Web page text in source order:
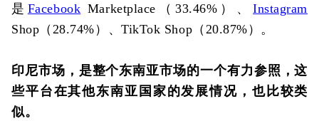
是 Facebook Marketplace （33.46%）、Instagram
Shop（28.74%）、TikTok Shop（20.87%）。
印尼市场，是整个东南亚市场的一个有力参照，这
些平台在其他东南亚国家的发展情况，也比较类
似。